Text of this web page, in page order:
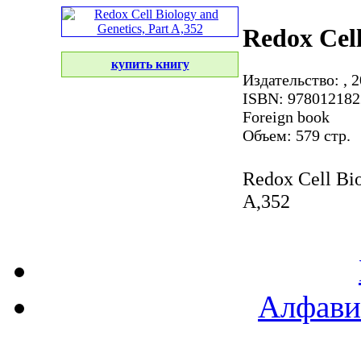
купить книгу
Redox
Издательство: ,
ISBN:
Foreign book
Объем: 579 стр.
Redox Cell
A,352